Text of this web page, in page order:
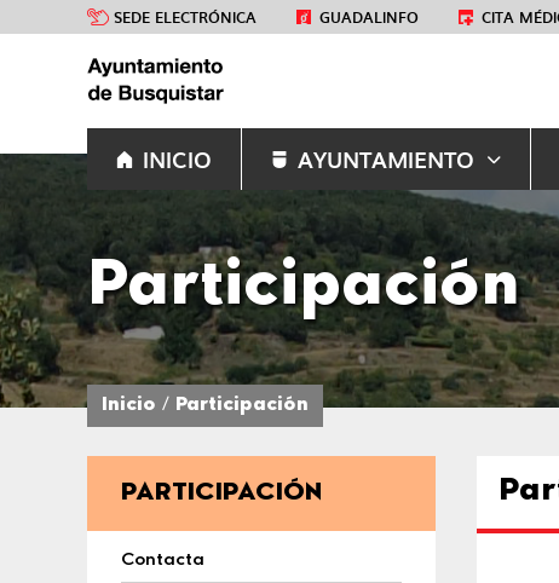
SEDE ELECTRÓNICA GUADALINFO CITA
INICIO AYUNTAMIENTO
Participación
Inicio Participación
PARTICIPACIÓN
Contacta